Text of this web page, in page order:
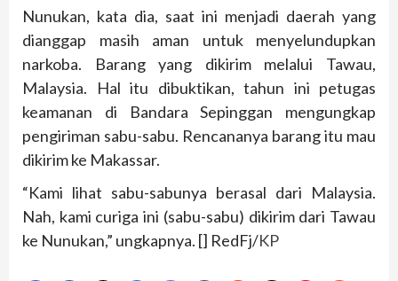
Nunukan, kata dia, saat ini menjadi daerah yang
dianggap masih aman untuk menyelundupkan
narkoba. Barang yang dikirim melalui Tawau,
Malaysia. Hal itu dibuktikan, tahun ini petugas
keamanan di Bandara Sepinggan mengungkap
pengiriman sabu-sabu. Rencananya barang itu mau
dikirim ke Makassar.
“Kami lihat sabu-sabunya berasal dari Malaysia.
Nah, kami curiga ini (sabu-sabu) dikirim dari Tawau
ke Nunukan,” ungkapnya. [] RedFj/KP